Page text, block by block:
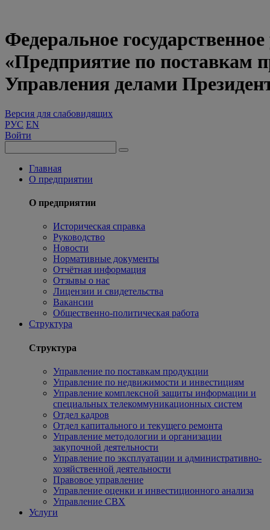
Федеральное
«Предприятие по поставкам
Управления делами
Версия для слабовидящих
РУС EN
Войти
Главная
О предприятии
О предприятии
Историческая справка
Руководство
Новости
Нормативные документы
Отчётная информация
Отзывы о нас
Лицензии и свидетельства
Вакансии
Общественно-политическая работа
Структура
Структура
Управление по поставкам продукции
Управление по недвижимости и инвестициям
Управление комплексной защиты информации и
специальных телекоммуникационных систем
Отдел кадров
Отдел капитального и текущего ремонта
Управление методологии и организации
закупочной деятельности
Управление по эксплуатации и административно-
хозяйственной деятельности
Правовое управление
Управление оценки и инвестиционного анализа
Управление СВХ
Услуги